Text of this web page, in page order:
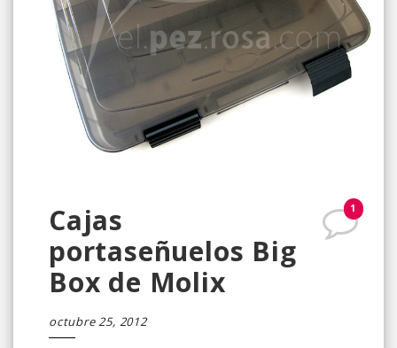
1
Cajas
portaseñuelos Big
Box de Molix
octubre 25, 2012